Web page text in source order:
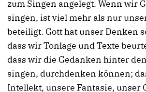
zum Singen angelegt. Wenn wir
singen, ist viel mehr als nur
beteiligt. Gott hat unser Denken
dass wir Tonlage und Texte
dass wir die Gedanken hinter
singen, durchdenken können;
Intellekt, unsere Fantasie, unser